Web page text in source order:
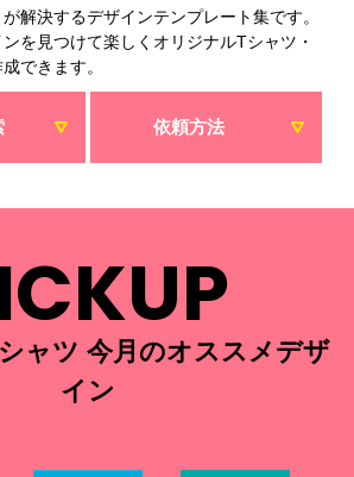
解決するデザインテンプレート集です。
を見つけて楽しくオリジナルTシャツ・
できます。
依頼方法
ャツ 今月のオススメデザ
イン